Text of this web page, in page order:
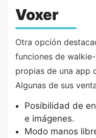
Voxer
Otra opción
funciones de
propias de una app
Algunas de sus
Posibilidad de
e imágenes.
Modo manos